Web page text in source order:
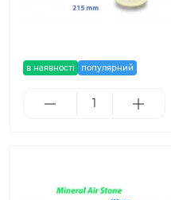
в наявності популярний